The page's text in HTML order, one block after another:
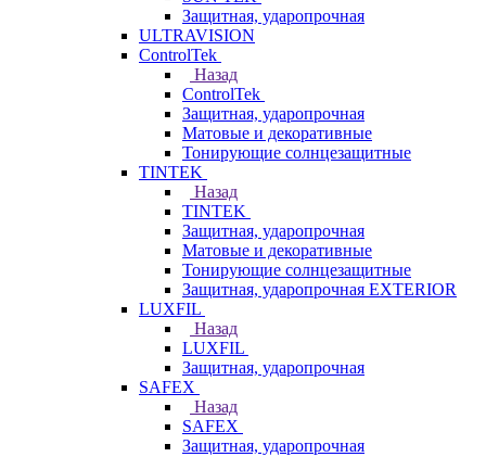
Защитная, ударопрочная
ULTRAVISION
ControlTek
Назад
ControlTek
Защитная, ударопрочная
Матовые и декоративные
Тонирующие солнцезащитные
TINTEK
Назад
TINTEK
Защитная, ударопрочная
Матовые и декоративные
Тонирующие солнцезащитные
Защитная, ударопрочная EXTERIOR
LUXFIL
Назад
LUXFIL
Защитная, ударопрочная
SAFEX
Назад
SAFEX
Защитная, ударопрочная